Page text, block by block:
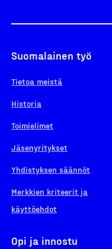
Suomalainen työ
Tietoa meistä
Historia
Toimielimet
Jäsenyritykset
Yhdistyksen säännöt
Merkkien kriteerit ja
käyttöehdot
Opi ja innostu